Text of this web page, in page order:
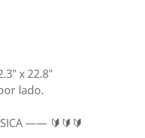
x 22.8"
lado.
—— 🔰🔰🔰